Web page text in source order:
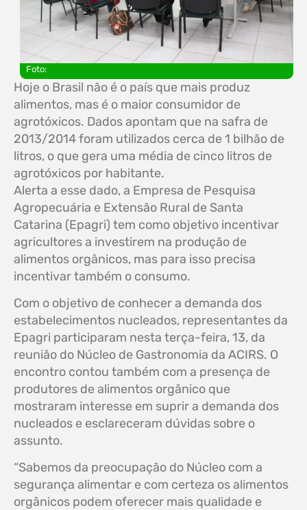
Foto:
Hoje o Brasil não é o país que mais produz
alimentos, mas é o maior consumidor de
agrotóxicos. Dados apontam que na safra de
2013/2014 foram utilizados cerca de 1 bilhão de
litros, o que gera uma média de cinco litros de
agrotóxicos por habitante.
Alerta a esse dado, a Empresa de Pesquisa
Agropecuária e Extensão Rural de Santa
Catarina (Epagri) tem como objetivo incentivar
agricultores a investirem na produção de
alimentos orgânicos, mas para isso precisa
incentivar também o consumo.
Com o objetivo de conhecer a demanda dos
estabelecimentos nucleados, representantes da
Epagri participaram nesta terça-feira, 13, da
reunião do Núcleo de Gastronomia da ACIRS. O
encontro contou também com a presença de
produtores de alimentos orgânico que
mostraram interesse em suprir a demanda dos
nucleados e esclareceram dúvidas sobre o
assunto.
“Sabemos da preocupação do Núcleo com a
segurança alimentar e com certeza os alimentos
orgânicos podem oferecer mais qualidade e